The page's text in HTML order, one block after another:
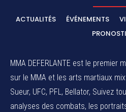
ACTUALITÉS ÉVÉNEMENTS
MMA DEFERLANTE est le premier
sur le MMA et les arts martiaux
Sueur, UFC, PFL, Bellator, Suivez
analyses des combats, les